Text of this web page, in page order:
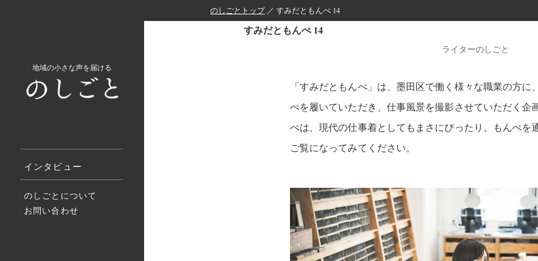
地域の小さな声を届ける
インタビュー
のしごとについて
お問い合わせ
のしごとトップ／ すみだともんぺ 14
すみだともんぺ 14
ライターのしごと
「すみだともんぺ」は、墨田区で働く様々な職業の方
ぺを履いていただき、仕事風景を撮影させていただく企
ぺは、現代の仕事着としてもまさにぴったり。もんぺを
ご覧になってみてください。